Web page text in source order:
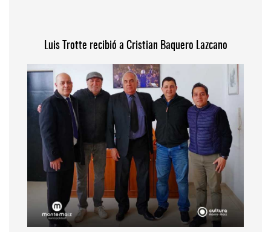
Luis Trotte recibió a Cristian Baquero Lazcano